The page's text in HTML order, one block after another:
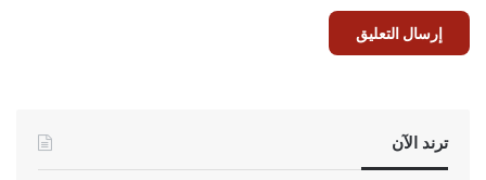
ترند الآن